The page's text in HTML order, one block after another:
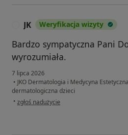
JK Weryfikacja wizyty
Bardzo sympatyczna Pani
wyrozumiała.
7 lipca 2026
• JKO Dermatologia i Medycyna Estetyczna
dermatologiczna dzieci
• w opinii użytkownika JK
zgłoś nadużycie